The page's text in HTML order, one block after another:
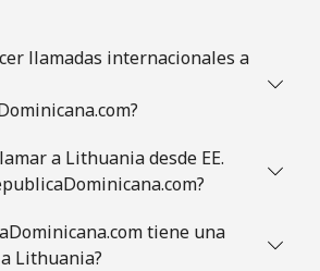
llamadas internacionales a
a Lithuania desde EE.
tiene una
Lithuania?